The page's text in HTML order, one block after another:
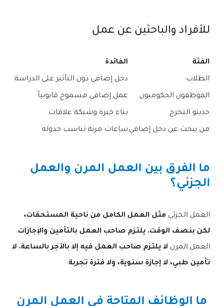
للأفراد والباحثين عن عمل
الفئة الفائدة
الطلاب دخل إضافي دون التأثير على الدراسة
الموظفون الحكوميون عمل إضافي مسموح قانونياً
حديثو التخرج بناء خبرة وشبكة علاقات
من يبحث عن دخل إضافي ساعات مرنة تناسب جدوله
ما الفرق بين العمل المرن والعمل
الجزئي؟
العمل الجزئي مثل العمل الكامل من ناحية المستحقات،
لكن بنصف الوقت. يلتزم صاحب العمل بالتأمين والإجازات.
العمل المرن لا يلتزم صاحب العمل فيه إلا بالأجر بالساعة. لا
تأمين طبي، لا إجازة سنوية، ولا فترة تجربة.
ما الوظائف المتاحة في العمل المرن